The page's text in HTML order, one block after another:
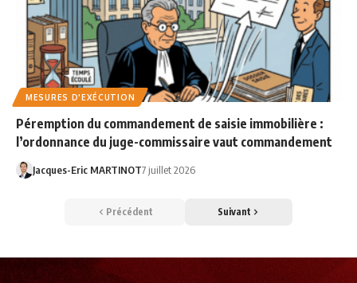
MESURES D'EXÉCUTION
Péremption du commandement de saisie immobilière :
l’ordonnance du juge-commissaire vaut commandement
Jacques-Eric MARTINOT7 juillet 2026
Précédent Suivant